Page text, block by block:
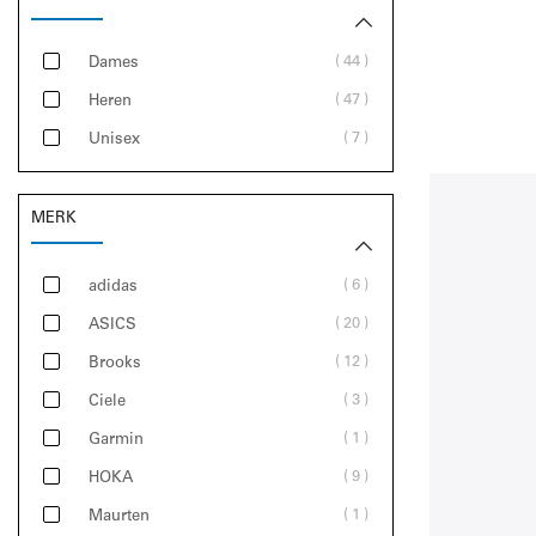
Dames 44
Heren 47
Unisex 7
MERK
adidas 6
ASICS 20
Brooks 12
Ciele 3
Garmin 1
HOKA 9
Maurten 1